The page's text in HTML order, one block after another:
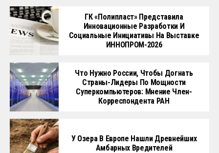
ГК «Полипласт» Представила
Инновационные Разработки И
Социальные Инициативы На Выставке
ИННОПРОМ-2026
Что Нужно России, Чтобы Догнать
Страны-Лидеры По Мощности
Суперкомпьютеров: Мнение Член-
Корреспондента РАН
У Озера В Европе Нашли Древнейших
Амбарных Вредителей